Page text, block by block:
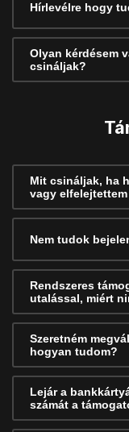
Hírlevélre hogy
Olyan kérdésem
csináljak?
Mit csináljak, ha
vagy
Nem tudok
Rendszeres
utalással, miért
Szeretném
hogyan tudom?
Lejár a
számát a